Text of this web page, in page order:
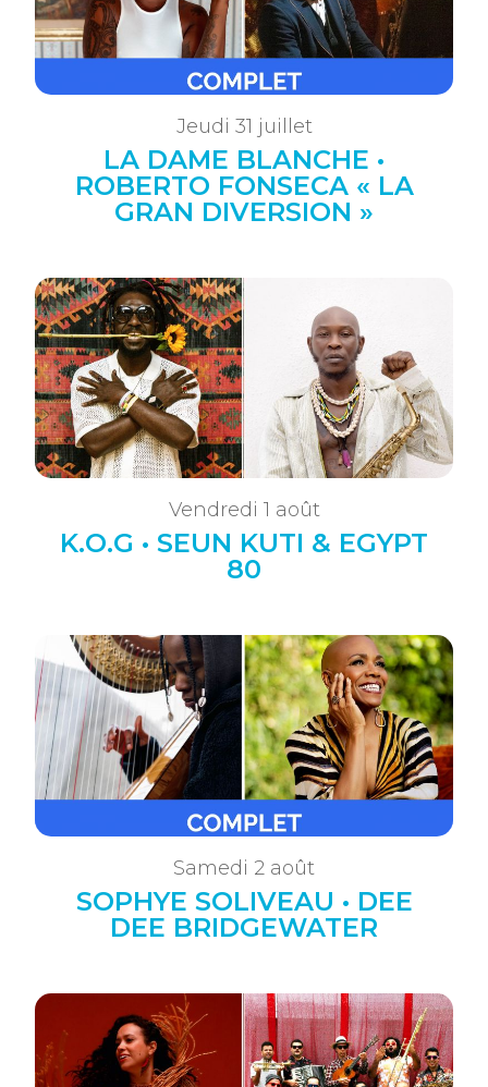
Jeudi 31 juillet
LA DAME BLANCHE •
ROBERTO FONSECA « LA
GRAN DIVERSION »
Vendredi 1 août
K.O.G • SEUN KUTI & EGYPT
80
Samedi 2 août
SOPHYE SOLIVEAU • DEE
DEE BRIDGEWATER